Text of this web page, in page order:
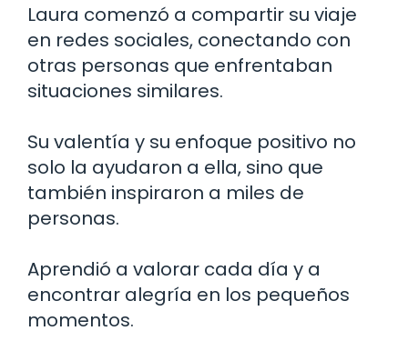
Laura comenzó a compartir su viaje
en redes sociales, conectando con
otras personas que enfrentaban
situaciones similares.
Su valentía y su enfoque positivo no
solo la ayudaron a ella, sino que
también inspiraron a miles de
personas.
Aprendió a valorar cada día y a
encontrar alegría en los pequeños
momentos.